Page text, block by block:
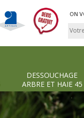
ON
DESSOUCHAGE
ARBRE ET HAIE 45